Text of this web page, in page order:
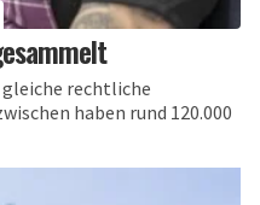
rechtliche
haben rund 120.000